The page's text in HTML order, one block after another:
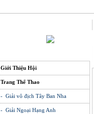
Giới Thiệu Hội
Trang Thể Thao
- Giải vô địch Tây Ban Nha
- Giải Ngoại Hạng Anh